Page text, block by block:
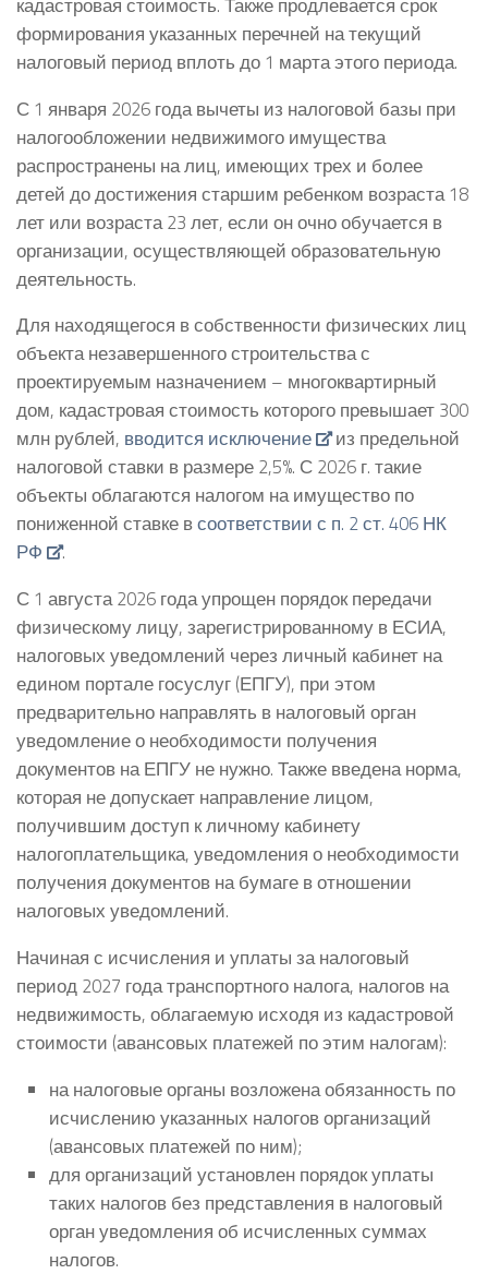
формирования указанных перечней на текущий
налоговый период вплоть до 1 марта этого периода.
С 1 января 2026 года вычеты из налоговой базы при
налогообложении недвижимого имущества
распространены на лиц, имеющих трех и более
детей до достижения старшим ребенком возраста 18
лет или возраста 23 лет, если он очно обучается в
организации, осуществляющей образовательную
деятельность.
Для находящегося в собственности физических лиц
объекта незавершенного строительства с
проектируемым назначением – многоквартирный
дом, кадастровая стоимость которого превышает 300
млн рублей, вводится исключение
из предельной
налоговой ставки в размере 2,5%. С 2026 г. такие
объекты облагаются налогом на имущество по
пониженной ставке всоответствии с п. 2 ст. 406 НК
РФ
.
С 1 августа 2026 года упрощен порядок передачи
физическому лицу, зарегистрированному в ЕСИА,
налоговых уведомлений через личный кабинет на
едином портале госуслуг (ЕПГУ), при этом
предварительно направлять в налоговый орган
уведомление о необходимости получения
документов на ЕПГУ не нужно. Также введена норма,
которая не допускает направление лицом,
получившим доступ к личному кабинету
налогоплательщика, уведомления о необходимости
получения документов на бумаге в отношении
налоговых уведомлений.
Начиная с исчисления и уплаты за налоговый
период 2027 года транспортного налога, налогов на
недвижимость, облагаемую исходя из кадастровой
стоимости (авансовых платежей по этим налогам):
на налоговые органы возложена обязанность по
исчислению указанных налогов организаций
(авансовых платежей по ним);
для организаций установлен порядок уплаты
таких налогов без представления в налоговый
орган уведомления об исчисленных суммах
налогов.